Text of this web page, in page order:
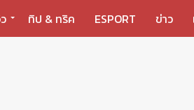
ทิป & ทริค ESPORT ข่าว